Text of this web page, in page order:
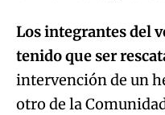
Los integrantes del
tenido que ser
intervención de un
otro de la